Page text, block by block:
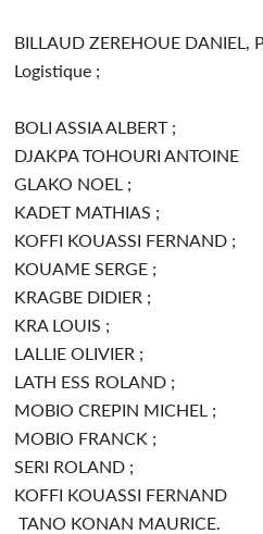
BILLAUD ZEREHOUE DANIEL,
Logistique ;
BOLI ASSIA ALBERT ;
DJAKPA TOHOURI ANTOINE
GLAKO NOEL ;
KADET MATHIAS ;
KOFFI KOUASSI FERNAND ;
KOUAME SERGE ;
KRAGBE DIDIER ;
KRA LOUIS ;
LALLIE OLIVIER ;
LATH ESS ROLAND ;
MOBIO CREPIN MICHEL ;
MOBIO FRANCK ;
SERI ROLAND ;
KOFFI KOUASSI FERNAND
TANO KONAN MAURICE.